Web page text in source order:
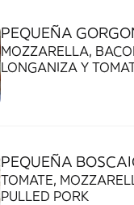
PEQUEÑA
MOZZARELLA,
LONGANIZA Y
PEQUEÑA
TOMATE,
PULLED PORK